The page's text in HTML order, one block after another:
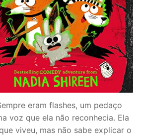
eram flashes, um pedaço
voz que ela não reconhecia. Ela
viveu, mas não sabe explicar o